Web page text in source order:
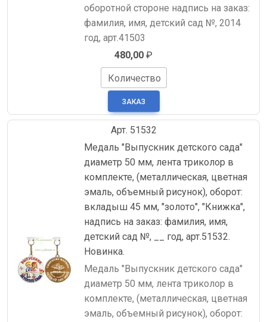
оборотной стороне надпись на заказ:
фамилия, имя, детский сад №, 2014
год, арт.41503
480,00 ₽
Количество
Арт. 51532
Медаль "Выпускник детского сада"
диаметр 50 мм, лента триколор в
комплекте, (металлическая, цветная
эмаль, объемный рисунок), оборот:
вкладыш 45 мм, "золото", "Книжка",
надпись на заказ: фамилия, имя,
детский сад №, __ год, арт.51532.
Новинка.
Медаль "Выпускник детского сада"
диаметр 50 мм, лента триколор в
комплекте, (металлическая, цветная
эмаль, объемный рисунок), оборот: